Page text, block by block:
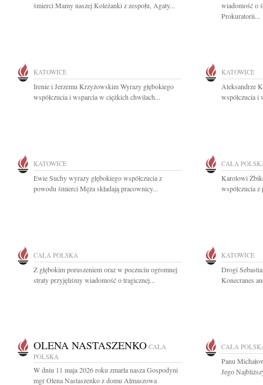
śmierci Mamy naszej Koleżanki z zespołu, Agaty...
wiadomość o
Prokuratorii...
KATOWICE
Irenie i Jerzemu Krzyżowskim Wyrazy głębokiego
współczucia i wsparcia w ciężkich chwilach...
KATOWICE
Aleksandrze
współczucia i
KATOWICE
Ewie Suchy wyrazy głębokiego współczucia z
powodu śmierci Męża składają pracownicy...
CAŁA
Karolowi
współczucia
CAŁA POLSKA
Z głębokim poruszeniem oraz w poczuciu ogromnej
straty przyjęliśmy wiadomość o tragicznej...
KATOWICE
Drogi
Konecranes
OLENA NASTASZENKO CAŁA
POLSKA
W dniu 11 maja 2026 roku zmarła nasza Gospodyni
mgr Olena Nastaszenko z domu Ałmaszowa
CAŁA
Panu
Jego